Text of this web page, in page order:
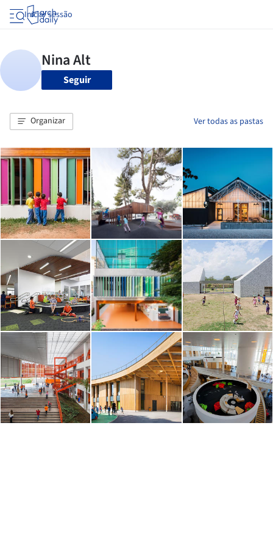
Iniciar sessão
Seguir
Organizar Ver todas as pastas